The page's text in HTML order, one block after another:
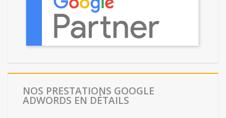
NOS PRESTATIONS GOOGLE
ADWORDS EN DÉTAILS